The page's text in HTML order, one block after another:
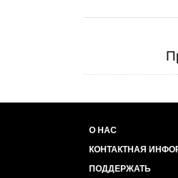
О НАС
КОНТАКТНАЯ
ПОДДЕРЖАТЬ